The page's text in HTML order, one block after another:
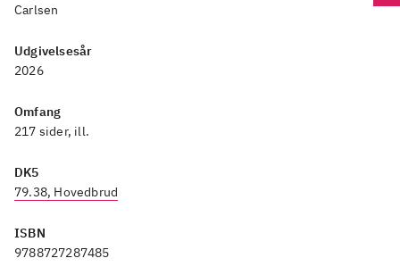
Carlsen
Udgivelsesår
2026
Omfang
217 sider, ill.
DK5
79.38, Hovedbrud
ISBN
9788727287485